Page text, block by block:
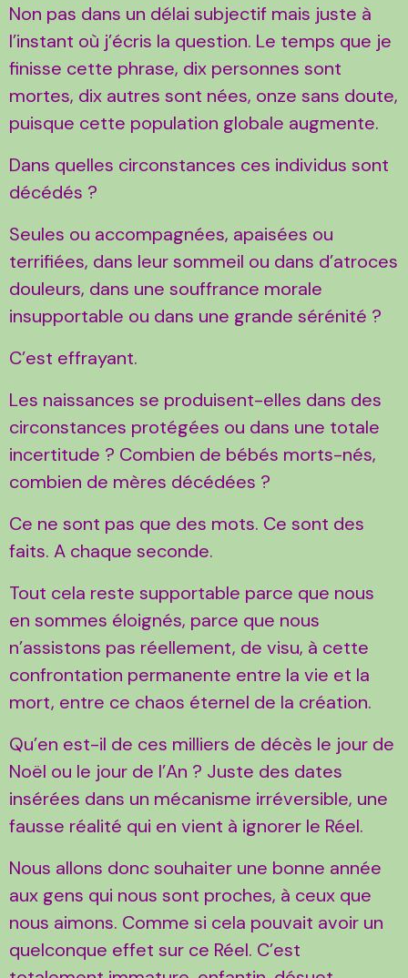
Non pas dans un délai subjectif mais juste à
l’instant où j’écris la question. Le temps que je
finisse cette phrase, dix personnes sont
mortes, dix autres sont nées, onze sans doute,
puisque cette population globale augmente.
Dans quelles circonstances ces individus sont
décédés ?
Seules ou accompagnées, apaisées ou
terrifiées, dans leur sommeil ou dans d’atroces
douleurs, dans une souffrance morale
insupportable ou dans une grande sérénité ?
C’est effrayant.
Les naissances se produisent-elles dans des
circonstances protégées ou dans une totale
incertitude ? Combien de bébés morts-nés,
combien de mères décédées ?
Ce ne sont pas que des mots. Ce sont des
faits. A chaque seconde.
Tout cela reste supportable parce que nous
en sommes éloignés, parce que nous
n’assistons pas réellement, de visu, à cette
confrontation permanente entre la vie et la
mort, entre ce chaos éternel de la création.
Qu’en est-il de ces milliers de décès le jour de
Noël ou le jour de l’An ? Juste des dates
insérées dans un mécanisme irréversible, une
fausse réalité qui en vient à ignorer le Réel.
Nous allons donc souhaiter une bonne année
aux gens qui nous sont proches, à ceux que
nous aimons. Comme si cela pouvait avoir un
quelconque effet sur ce Réel. C’est